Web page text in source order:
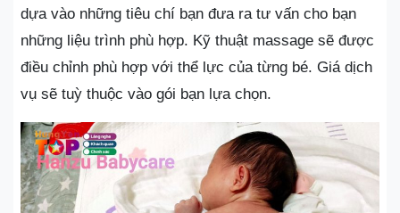
dựa vào những tiêu chí bạn đưa ra tư vấn cho bạn
những liệu trình phù hợp. Kỹ thuật massage sẽ được
điều chỉnh phù hợp với thể lực của từng bé. Giá dịch
vụ sẽ tuỳ thuộc vào gói bạn lựa chọn.